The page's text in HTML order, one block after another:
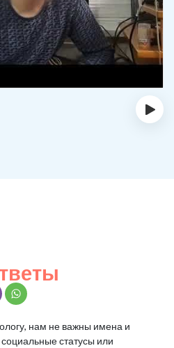
›
нам не важны имена и
статусы или